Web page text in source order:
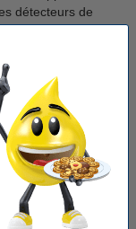
détecteurs de
Les piles E
les systèmes
la pile dont vous
de votre appareil.
inscription du